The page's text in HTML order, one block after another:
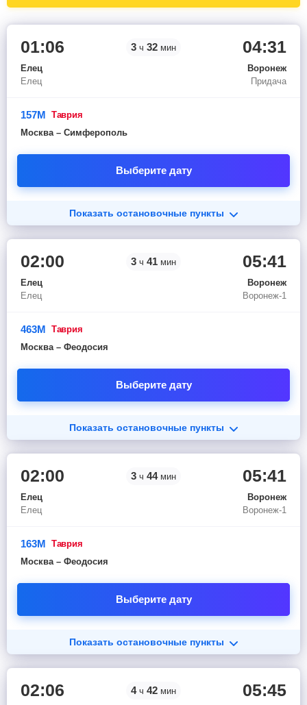
01:06
Елец
Елец
3 ч 32 мин 04:31
Воронеж
Придача
157М
таврия
Москва – Симферополь
Выберите дату
Показать остановочные пункты
02:00
Елец
Елец
3 ч 41 мин 05:41
Воронеж
Воронеж-1
463М
таврия
Москва – Феодосия
Выберите дату
Показать остановочные пункты
02:00
Елец
Елец
3 ч 44 мин 05:41
Воронеж
Воронеж-1
163М
таврия
Москва – Феодосия
Выберите дату
Показать остановочные пункты
02:06 4 ч 42 мин 05:45